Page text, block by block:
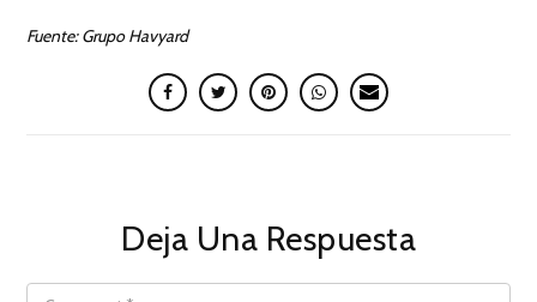
Fuente: Grupo Havyard
Deja Una Respuesta
COMMENT